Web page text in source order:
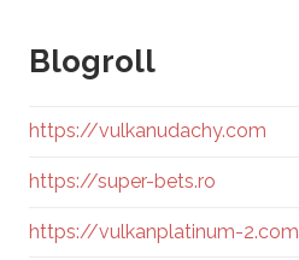
Blogroll
https://vulkanudachy.com
https://super-bets.ro
https://vulkanplatinum-2.com